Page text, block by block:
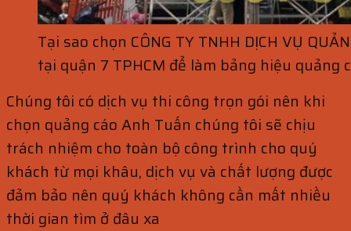
Tại sao chọn CÔNG TY TNHH DỊCH VỤ
tại quận 7 TPHCM để làm bảng hiệu quảng
Chúng tôi có dịch vụ thi công trọn gói nên khi
chọn quảng cáo Anh Tuấn chúng tôi sẽ chịu
trách nhiệm cho toàn bộ công trình cho quý
khách từ mọi khâu, dịch vụ và chất lượng được
đảm bảo nên quý khách không cần mất nhiều
thời gian tìm ở đâu xa